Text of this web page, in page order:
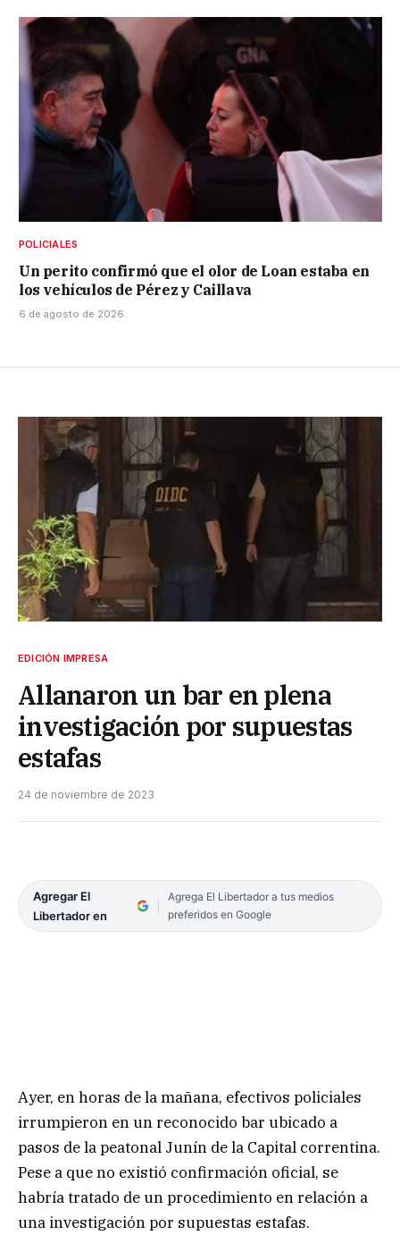
POLICIALES
Un perito confirmó que el olor de Loan estaba en
los vehículos de Pérez y Caillava
6 de agosto de 2026
EDICIÓN IMPRESA
Allanaron un bar en plena
investigación por supuestas
estafas
24 de noviembre de 2023
Agregar El
Libertador en
Agrega El Libertador a tus medios
preferidos en Google
Ayer, en horas de la mañana, efectivos policiales
irrumpieron en un reconocido bar ubicado a
pasos de la peatonal Junín de la Capital correntina.
Pese a que no existió confirmación oficial, se
habría tratado de un procedimiento en relación a
una investigación por supuestas estafas.